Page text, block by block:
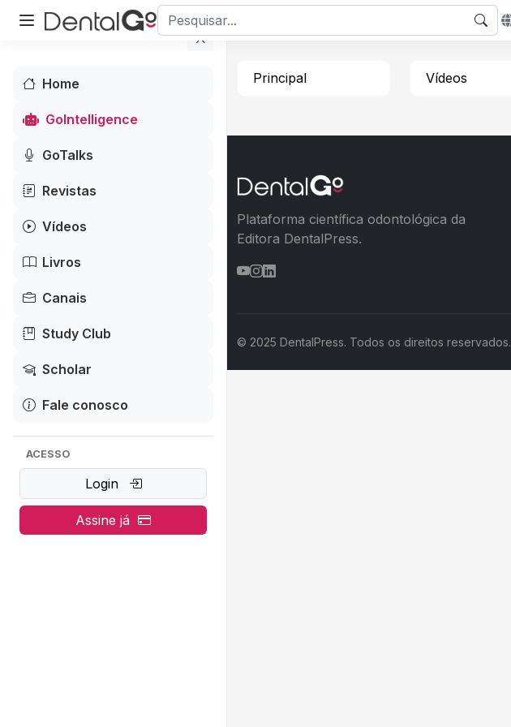
Home
GoIntelligence
GoTalks
Revistas
Vídeos
Livros
Canais
Study Club
Scholar
Fale conosco
ACESSO
Login
Assine já
Principal Vídeos
Plataforma científica odontológica da
Editora DentalPress.
© 2025 DentalPress. Todos os direitos reservados.